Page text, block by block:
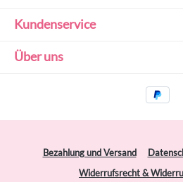
Kundenservice
Über uns
Bezahlung und Versand
Widerrufsrecht &